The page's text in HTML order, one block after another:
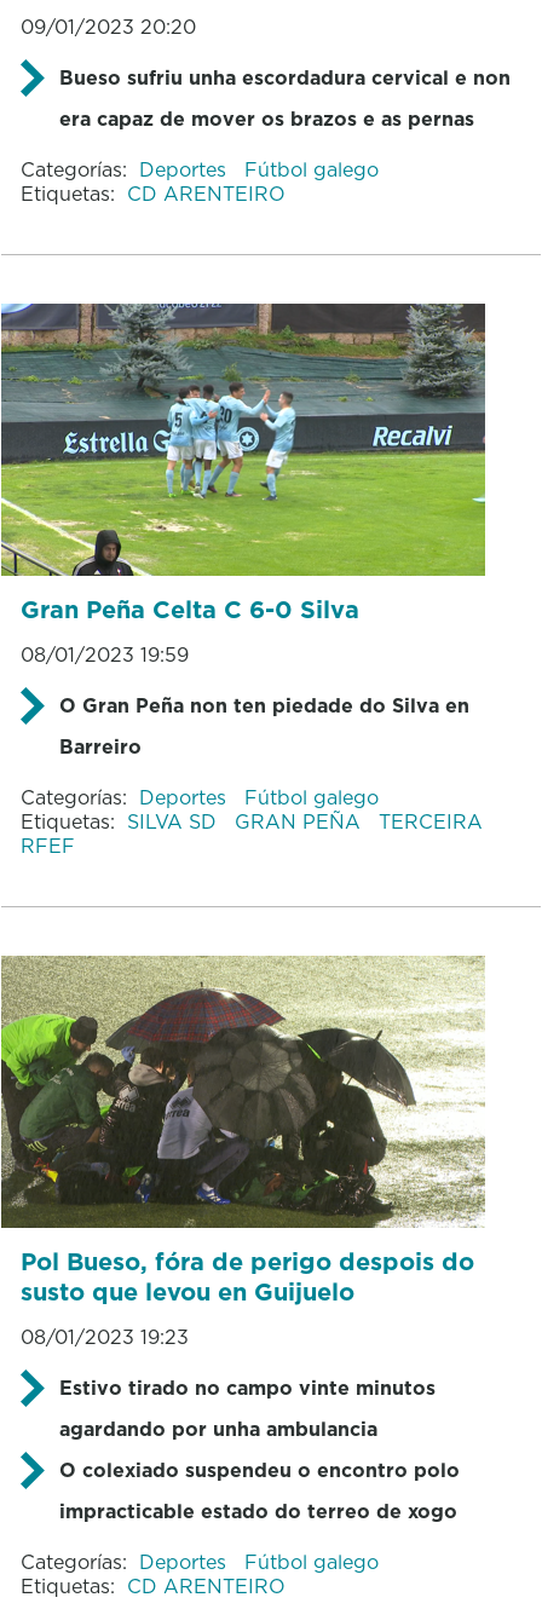
09/01/2023 20:20
Bueso sufriu unha escordadura cervical e non
era capaz de mover os brazos e as pernas
Categorías: Deportes
Fútbol galego
Etiquetas: CD ARENTEIRO
Gran Peña Celta C 6-0 Silva
08/01/2023 19:59
O Gran Peña non ten piedade do Silva en
Barreiro
Categorías: Deportes
Fútbol galego
Etiquetas: SILVA SD GRAN PEÑA
TERCEIRA
RFEF
Pol Bueso, fóra de perigo despois do
susto que levou en Guijuelo
08/01/2023 19:23
Estivo tirado no campo vinte minutos
agardando por unha ambulancia
O colexiado suspendeu o encontro polo
impracticable estado do terreo de xogo
Categorías: Deportes
Fútbol galego
Etiquetas: CD ARENTEIRO